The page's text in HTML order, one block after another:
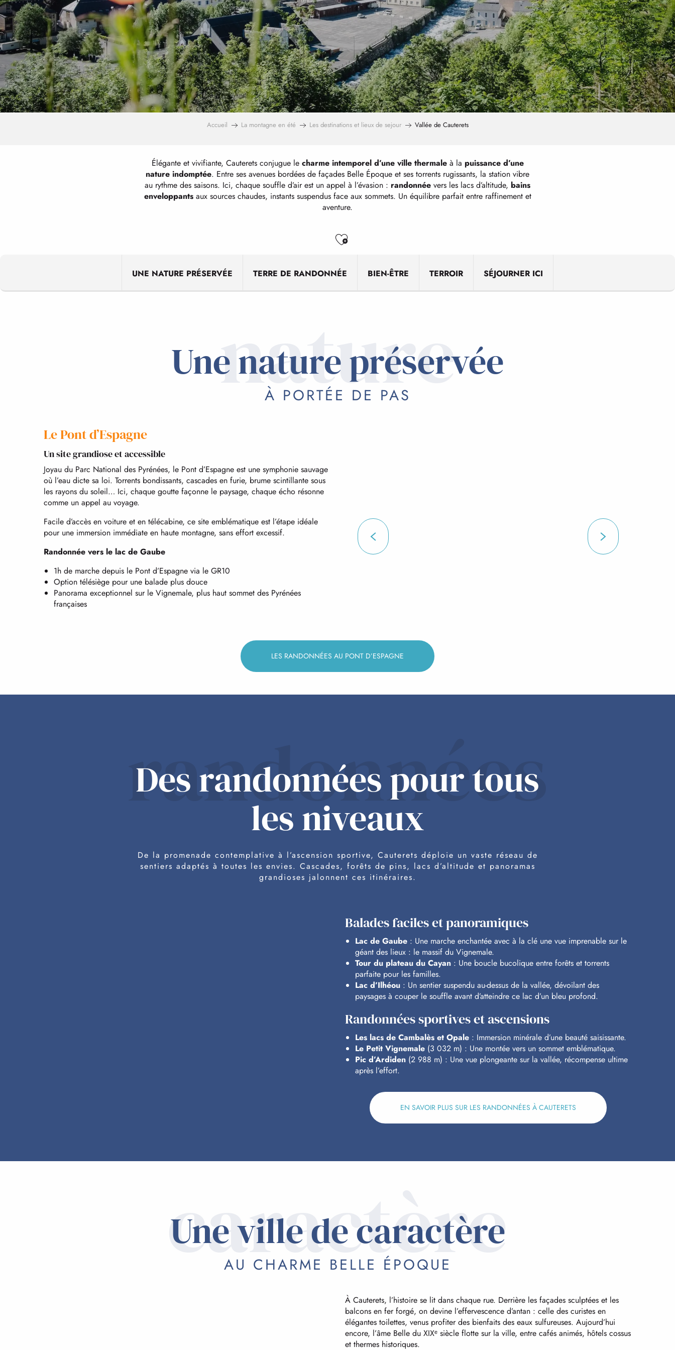
Accueil La montagne en été Les destinations et lieux de sejour Vallée de Cauterets
Élégante et vivifiante, Cauterets conjugue le charme intemporel d’une ville thermaleà la puissance d’une
nature indomptée. Entre ses avenues bordées de façades Belle Époque et ses torrents rugissants, la station vibre
au rythme des saisons. Ici, chaque souffle d’air est un appel à l’évasion : randonnée vers les lacs d’altitude, bains
enveloppantsaux sources chaudes, instants suspendus face aux sommets. Un équilibre parfait entre raffinement et
aventure.
Ajouter aux favoris
UNE NATURE PRÉSERVÉE TERRE DE RANDONNÉE BIEN-ÊTRE TERROIR SÉJOURNER ICI
nature
Une nature préservée
À PORTÉE DE PAS
Le Pont d’Espagne
Un site grandiose et accessible
Joyau du Parc National des Pyrénées, le Pont d’Espagne est une symphonie sauvage
où l’eau dicte sa loi. Torrents bondissants, cascades en furie, brume scintillante sous
les rayons du soleil… Ici, chaque goutte façonne le paysage, chaque écho résonne
comme un appel au voyage.
Facile d’accès en voiture et en télécabine, ce site emblématique est l’étape idéale
pour une immersion immédiate en haute montagne, sans effort excessif.
Randonnée vers le lac de Gaube
1h de marche depuis le Pont d’Espagne via le GR10
Option télésiège pour une balade plus douce
Panorama exceptionnel sur le Vignemale, plus haut sommet des Pyrénées
françaises
LES RANDONNÉES AU PONT D’ESPAGNE
randonnées
Des randonnées pour tous
les niveaux
De la promenade contemplative à l’ascension sportive, Cauterets déploie un vaste réseau de
sentiers adaptés à toutes les envies. Cascades, forêts de pins, lacs d’altitude et panoramas
grandioses jalonnent ces itinéraires.
Balades faciles et panoramiques
Lac de Gaube : Une marche enchantée avec à la clé une vue imprenable sur le
géant des lieux : le massif du Vignemale.
Tour du plateau du Cayan : Une boucle bucolique entre forêts et torrents
parfaite pour les familles.
Lac d’Ilhéou : Un sentier suspendu au-dessus de la vallée, dévoilant des
paysages à couper le souffle avant d’atteindre ce lac d’un bleu profond.
Randonnées sportives et ascensions
Les lacs de Cambalès et Opale : Immersion minérale d’une beauté saisissante.
Le Petit Vignemale (3 032 m) : Une montée vers un sommet emblématique.
Pic d’Ardiden (2 988 m) : Une vue plongeante sur la vallée, récompense ultime
après l’effort.
EN SAVOIR PLUS SUR LES RANDONNÉES À CAUTERETS
caractère
Une ville de caractère
AU CHARME BELLE ÉPOQUE
À Cauterets, l’histoire se lit dans chaque rue. Derrière les façades sculptées et les
balcons en fer forgé, on devine l’effervescence d’antan : celle des curistes en
élégantes toilettes, venus profiter des bienfaits des eaux sulfureuses. Aujourd’hui
encore, l’âme Belle du XIXᵉ siècle flotte sur la ville, entre cafés animés, hôtels cossus
et thermes historiques.